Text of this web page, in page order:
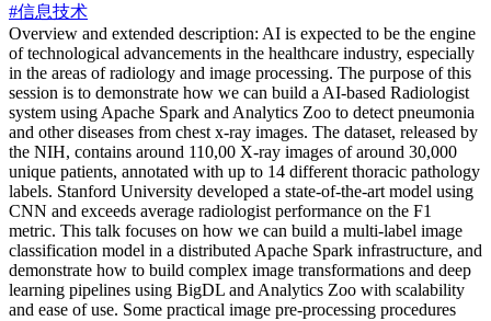
#信息技术
Overview and extended description: AI is expected to be the engine
of technological advancements in the healthcare industry, especially
in the areas of radiology and image processing. The purpose of this
session is to demonstrate how we can build a AI-based Radiologist
system using Apache Spark and Analytics Zoo to detect pneumonia
and other diseases from chest x-ray images. The dataset, released by
the NIH, contains around 110,00 X-ray images of around 30,000
unique patients, annotated with up to 14 different thoracic pathology
labels. Stanford University developed a state-of-the-art model using
CNN and exceeds average radiologist performance on the F1
metric. This talk focuses on how we can build a multi-label image
classification model in a distributed Apache Spark infrastructure, and
demonstrate how to build complex image transformations and deep
learning pipelines using BigDL and Analytics Zoo with scalability
and ease of use. Some practical image pre-processing procedures